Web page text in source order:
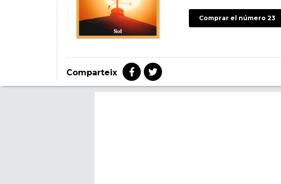
Comprar el número 23
Comparteix